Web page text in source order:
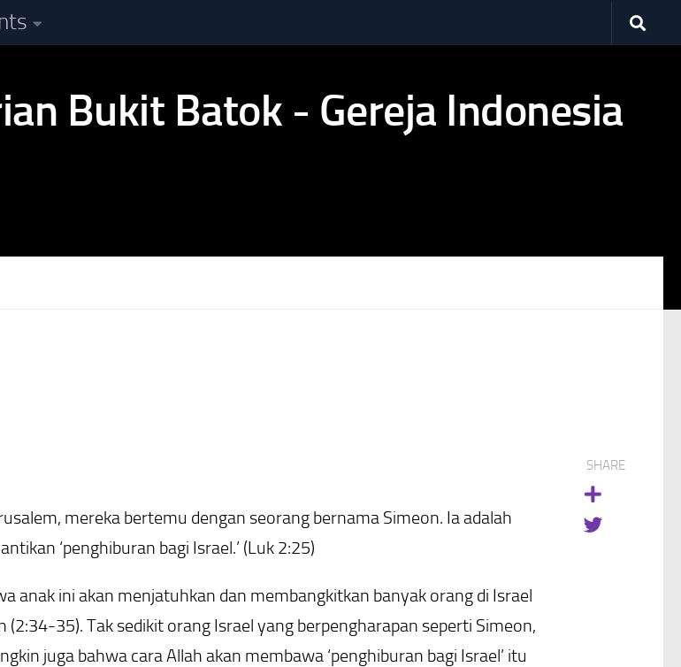
mereka bertemu dengan seorang bernama Simeon. Ia adalah
‘penghiburan bagi Israel.’ (Luk 2:25)
anak ini akan menjatuhkan dan membangkitkan banyak orang di Israel
35). Tak sedikit orang Israel yang berpengharapan seperti Simeon,
juga bahwa cara Allah akan membawa ‘penghiburan bagi Israel’ itu
SHARE